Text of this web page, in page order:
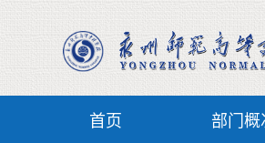
首页 部门概